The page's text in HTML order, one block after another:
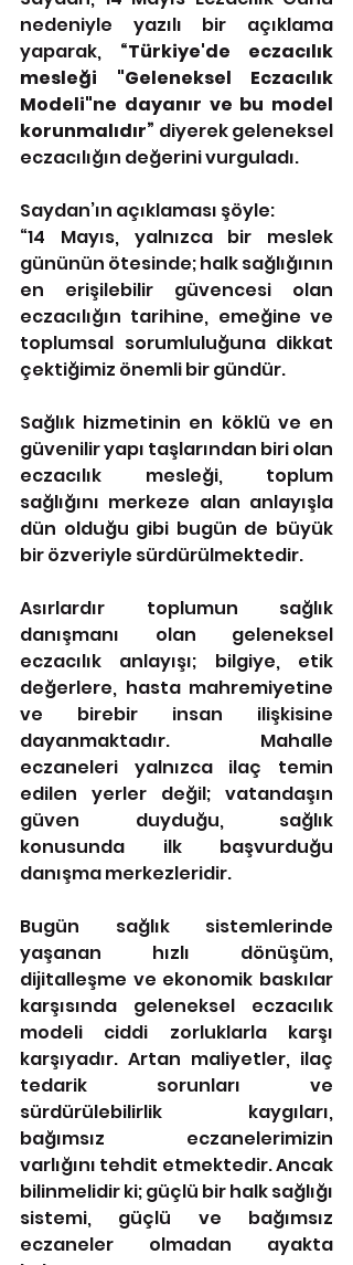
nedeniyle yazılı bir açıklama
yaparak, “Türkiye'de eczacılık
mesleği "Geleneksel Eczacılık
Modeli"ne dayanır ve bu model
korunmalıdır” diyerek geleneksel
eczacılığın değerini vurguladı.
Saydan’ın açıklaması şöyle:
“14 Mayıs, yalnızca bir meslek
gününün ötesinde; halk sağlığının
en erişilebilir güvencesi olan
eczacılığın tarihine, emeğine ve
toplumsal sorumluluğuna dikkat
çektiğimiz önemli bir gündür.
Sağlık hizmetinin en köklü ve en
güvenilir yapı taşlarından biri olan
eczacılık mesleği, toplum
sağlığını merkeze alan anlayışla
dün olduğu gibi bugün de büyük
bir özveriyle sürdürülmektedir.
Asırlardır toplumun sağlık
danışmanı olan geleneksel
eczacılık anlayışı; bilgiye, etik
değerlere, hasta mahremiyetine
ve birebir insan ilişkisine
dayanmaktadır. Mahalle
eczaneleri yalnızca ilaç temin
edilen yerler değil; vatandaşın
güven duyduğu, sağlık
konusunda ilk başvurduğu
danışma merkezleridir.
Bugün sağlık sistemlerinde
yaşanan hızlı dönüşüm,
dijitalleşme ve ekonomik baskılar
karşısında geleneksel eczacılık
modeli ciddi zorluklarla karşı
karşıyadır. Artan maliyetler, ilaç
tedarik sorunları ve
sürdürülebilirlik kaygıları,
bağımsız eczanelerimizin
varlığını tehdit etmektedir. Ancak
bilinmelidir ki; güçlü bir halk sağlığı
sistemi, güçlü ve bağımsız
eczaneler olmadan ayakta